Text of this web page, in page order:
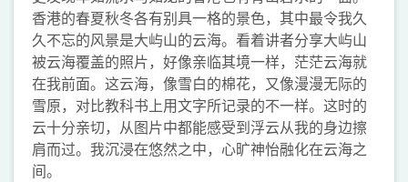
香港的春夏秋冬各有别具一格的景色，其中最令我久
久不忘的风景是大屿山的云海。看着讲者分享大屿山
被云海覆盖的照片，好像亲临其境一样，茫茫云海就
在我前面。这云海，像雪白的棉花，又像漫漫无际的
雪原，对比教科书上用文字所记录的不一样。这时的
云十分亲切，从图片中都能感受到浮云从我的身边擦
肩而过。我沉浸在悠然之中，心旷神怡融化在云海之
间。